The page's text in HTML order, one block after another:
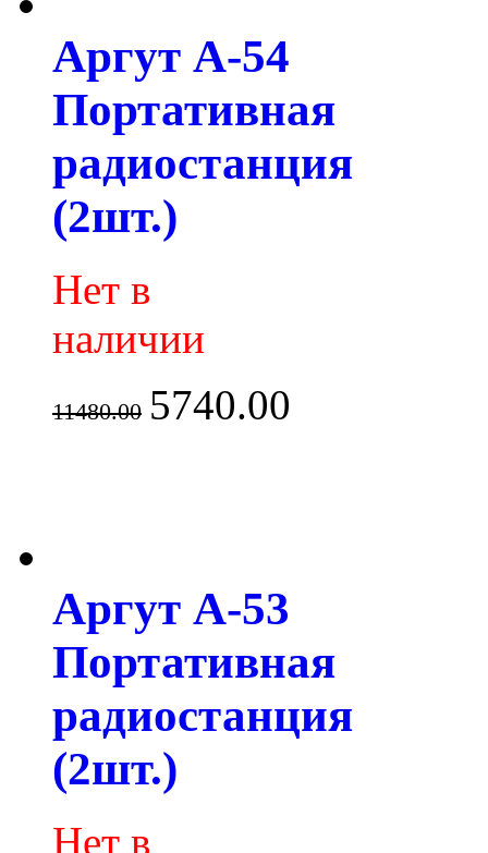
Аргут А-54
Портативная
радиостанция
(2шт.)
Нет в
наличии
11480.00 5740.00
Аргут А-53
Портативная
радиостанция
(2шт.)
Нет в